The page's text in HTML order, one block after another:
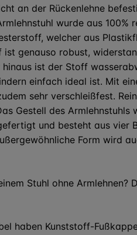
an der Rückenlehne
wurde aus
welcher aus
genauso robust,
ist der Stoff
einfach ideal ist. Mit
sehr verschleißfest.
Gestell des Armlehnstuhls
und besteht aus vier
Form wird
Stuhl ohne
haben Kunststoff-